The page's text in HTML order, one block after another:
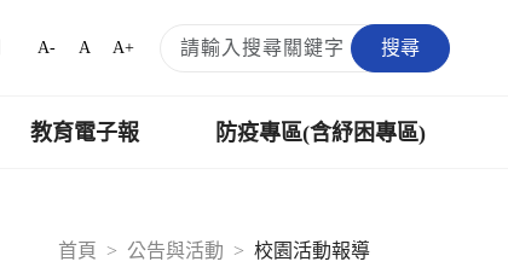
A- A A+ 搜尋
教育電子報 防疫專區(含紓困專區)
首頁
公告與活動 校園活動報導